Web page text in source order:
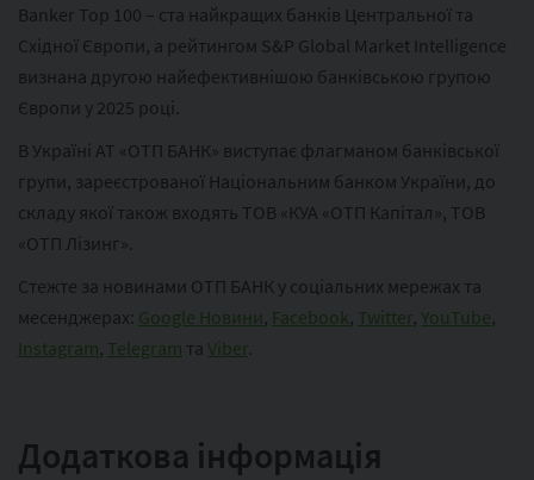
Banker Top 100 – ста найкращих банків Центральної та
Східної Європи, а рейтингом S&P Global Market Intelligence
визнана другою найефективнішою банківською групою
Європи у 2025 році.
В Україні АТ «ОТП БАНК» виступає флагманом банківської
групи, зареєстрованої Національним банком України, до
складу якої також входять ТОВ «КУА «ОТП Капітал», ТОВ
«ОТП Лізинг».
Стежте за новинами ОТП БАНК у соціальних мережах та
месенджерах: Google Новини, Facebook, Twitter, YouTube,
Instagram, Telegram та Viber
Додаткова інформація